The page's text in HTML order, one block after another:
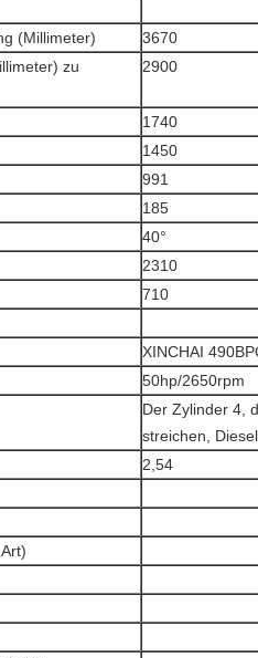
(Millimeter)
3670
zu
2900
1740
1450
991
185
40°
2310
710
XINCHAI
50hp/2650rpm
Der Zylinder 4,
streichen,
2,54